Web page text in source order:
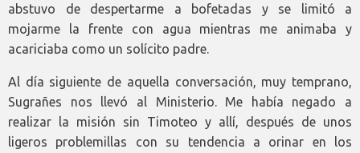
abstuvo de despertarme a bofetadas y se limitó a
mojarme la frente con agua mientras me animaba y
acariciaba como un solícito padre.
Al día siguiente de aquella conversación, muy temprano,
Sugrañes nos llevó al Ministerio. Me había negado a
realizar la misión sin Timoteo y allí, después de unos
ligeros problemillas con su tendencia a orinar en los